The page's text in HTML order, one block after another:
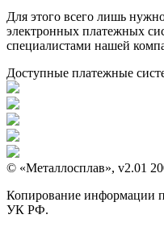
Для этого всего лишь
электронных платежных
специалистами нашей
Доступные платежные
© «Металлосплав», v2.01
Копирование информации
УК РФ.